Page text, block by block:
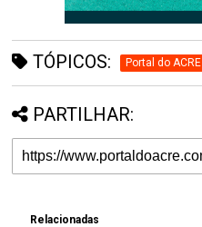
TÓPICOS: Portal do ACRE
PARTILHAR:
Relacionadas